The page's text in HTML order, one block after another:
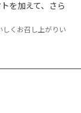
を加えて、さら
しくお召し上がりい